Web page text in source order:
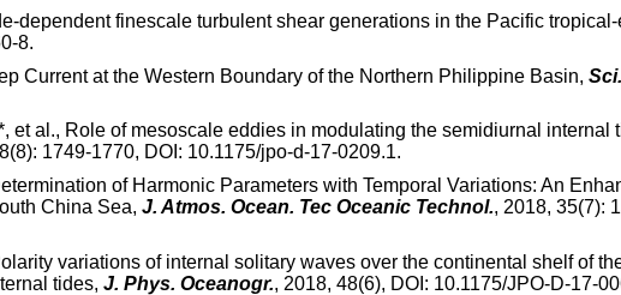
dependent finescale turbulent shear generations in the Pacific
8.
Current at the Western Boundary of the Northern Philippine Basin,
et al., Role of mesoscale eddies in modulating the semidiurnal internal
1749-1770, DOI: 10.1175/jpo-d-17-0209.1.
of Harmonic Parameters with Temporal Variations: An
China Sea, J. Atmos. Ocean. Tec Oceanic Technol., 2018, 35(7):
variations of internal solitary waves over the continental shelf of
tides, J. Phys. Oceanogr., 2018, 48(6), DOI: 10.1175/JPO-D-17-